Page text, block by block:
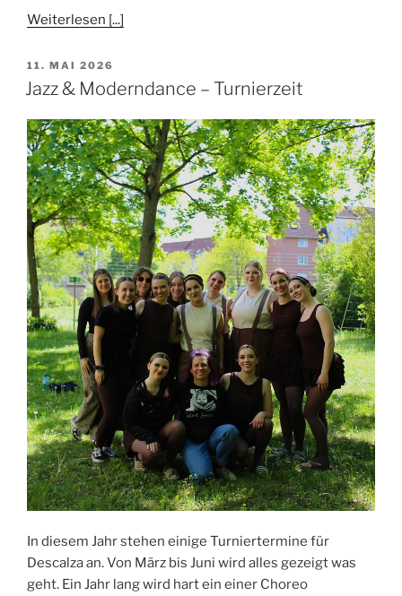
Weiterlesen [...]
VERÖFFENTLICHT
AM
11. MAI 2026
Jazz & Moderndance – Turnierzeit
In diesem Jahr stehen einige Turniertermine für
Descalza an. Von März bis Juni wird alles gezeigt was
geht. Ein Jahr lang wird hart ein einer Choreo